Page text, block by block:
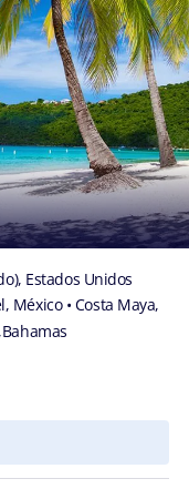
Estados Unidos
México • Costa Maya,